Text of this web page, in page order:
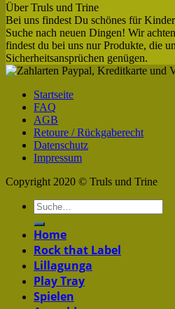
Über Truls und Trine
Bei uns findest Du schönes für
Suche nach neuen Dingen! Wir
findest du bei uns nur Produkte, die
Sicherheitsansprüchen genügen.
Startseite
FAQ
AGB
Retoure / Rückgaberecht
Datenschutz
Impressum
Copyright 2020 © Truls und Trine
Home
Rock that Label
Lillagunga
Play Tray
Spielen